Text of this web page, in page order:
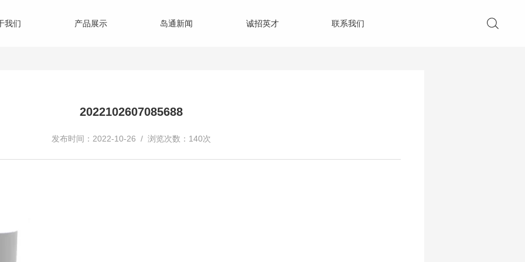
我们 产品展示 岛通新闻 诚招英才 联系我们
2022102607085688
发布时间：2022-10-26 / 浏览次数：140次